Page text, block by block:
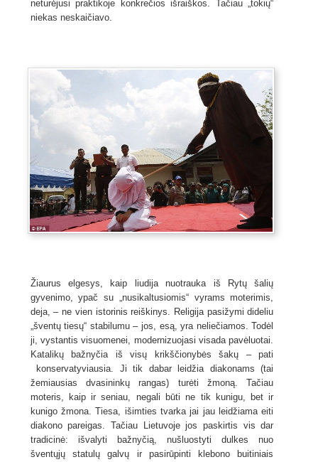
neturėjusi praktikoje konkrečios išraiškos. Tačiau „tokių“
niekas neskaičiavo.
Žiaurus elgesys, kaip liudija nuotrauka iš Rytų šalių
gyvenimo, ypač su „nusikaltusiomis“ vyrams moterimis,
deja, – ne vien istorinis reiškinys. Religija pasižymi dideliu
„šventų tiesų“ stabilumu – jos, esą, yra neliečiamos. Todėl
ji, vystantis visuomenei, modernizuojasi visada pavėluotai.
Katalikų bažnyčia iš visų krikščionybės šakų – pati
konservatyviausia. Ji tik dabar leidžia diakonams (tai
žemiausias dvasininkų rangas) turėti žmoną. Tačiau
moteris, kaip ir seniau, negali būti ne tik kunigu, bet ir
kunigo žmona. Tiesa, išimties tvarka jai jau leidžiama eiti
diakono pareigas. Tačiau Lietuvoje jos paskirtis vis dar
tradicinė: išvalyti bažnyčią, nušluostyti dulkes nuo
šventųjų statulų galvų ir pasirūpinti klebono buitiniais